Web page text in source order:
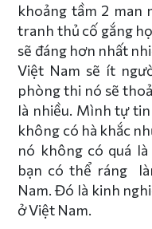
khoảng tầm 2 man
tranh thủ cố gắng
sẽ đáng hơn nhất
Việt Nam sẽ ít
phòng thi nó sẽ
là nhiều. Mình tự
không có hà khắc
nó không có quá
bạn có thể ráng
Nam. Đó là kinh
ở Việt Nam.